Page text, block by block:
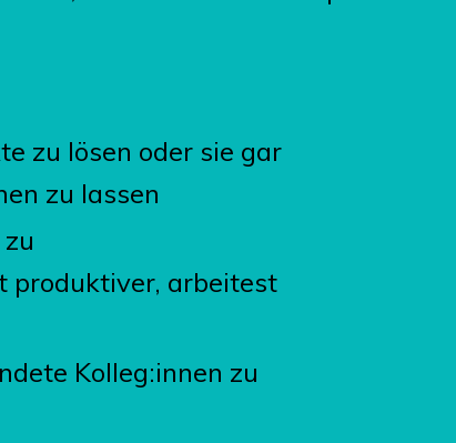
zu lösen oder sie gar
zu lassen
produktiver, arbeitest
Kolleg:innen zu